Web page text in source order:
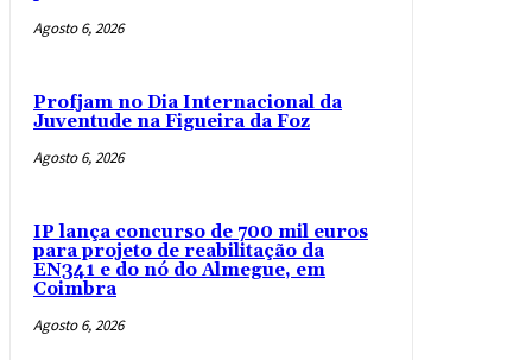
Agosto 6, 2026
Profjam no Dia Internacional da
Juventude na Figueira da Foz
Agosto 6, 2026
IP lança concurso de 700 mil euros
para projeto de reabilitação da
EN341 e do nó do Almegue, em
Coimbra
Agosto 6, 2026